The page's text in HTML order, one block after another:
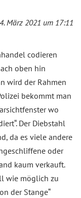
März 2021 um 17:11
codieren
oben hin
wird der Rahmen
bekommt man
wo
Der Diebstahl
da es viele andere
oder
kaum verkauft.
wie möglich zu
der Stange“